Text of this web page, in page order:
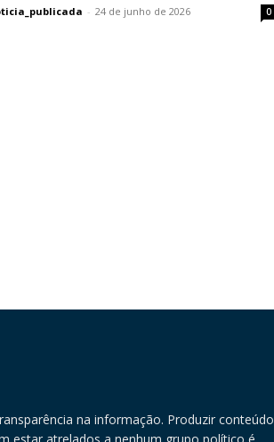
- 24 de junho de 2026 0
na informação. Produzir conteúdo